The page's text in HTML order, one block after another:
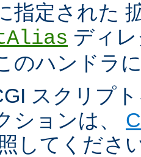
指定された
ディ
のハンドラ
スクリプ
ションは、
してくださ